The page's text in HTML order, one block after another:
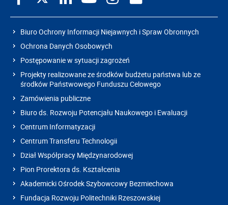
Biuro Ochrony Informacji Niejawnych i Spraw Obronnych
Ochrona Danych Osobowych
Postępowanie w sytuacji zagrożeń
Projekty realizowane ze środków budżetu państwa lub ze
środków Państwowego Funduszu Celowego
Zamówienia publiczne
Biuro ds. Rozwoju Potencjału Naukowego i Ewaluacji
Centrum Informatyzacji
Centrum Transferu Technologii
Dział Współpracy Międzynarodowej
Pion Prorektora ds. Kształcenia
Akademicki Ośrodek Szybowcowy Bezmiechowa
Fundacja Rozwoju Politechniki Rzeszowskiej